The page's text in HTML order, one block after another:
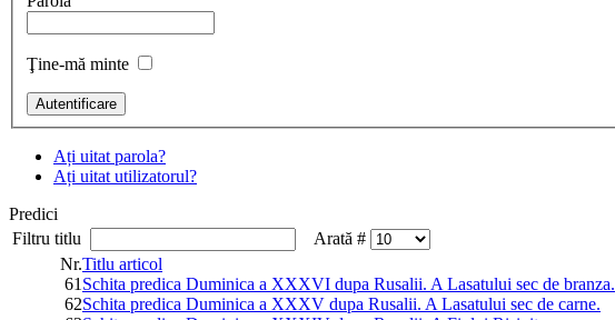
Ţine-mă minte
Ați uitat parola?
Ați uitat utilizatorul?
Predici
Filtru titlu
Arată #
Nr.Titlu articol
61 Schita predica Duminica a XXXVI dupa Rusalii. A Lasatului sec de branza.
62Schita predica Duminica a XXXV dupa Rusalii. A Lasatului sec de carne.